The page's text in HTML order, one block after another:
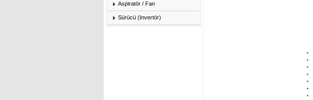
Aspiratör / Fan
Sürücü (Invertör)